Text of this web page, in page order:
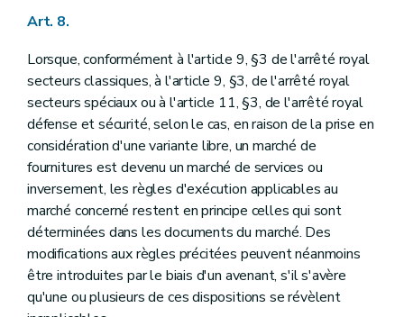
Art. 8.
Lorsque, conformément à l'article 9, §3 de l'arrêté royal
secteurs classiques, à l'article 9, §3, de l'arrêté royal
secteurs spéciaux ou à l'article 11, §3, de l'arrêté royal
défense et sécurité, selon le cas, en raison de la prise en
considération d'une variante libre, un marché de
fournitures est devenu un marché de services ou
inversement, les règles d'exécution applicables au
marché concerné restent en principe celles qui sont
déterminées dans les documents du marché. Des
modifications aux règles précitées peuvent néanmoins
être introduites par le biais d'un avenant, s'il s'avère
qu'une ou plusieurs de ces dispositions se révèlent